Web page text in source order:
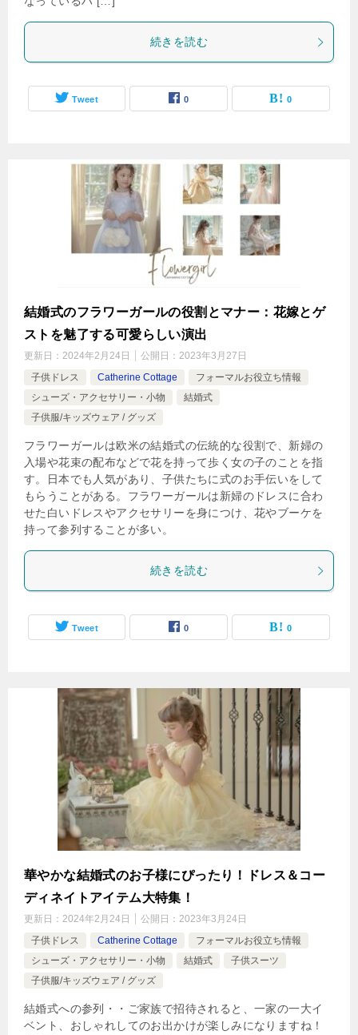
続きを読む
Tweet 0 0
結婚式のフラワーガールの役割とマナー：花嫁とゲ
ストを魅了する可愛らしい演出
更新日： 2024年2月24日 公開日： 2023年3月27日
子供ドレス
Catherine Cottage
フォーマルお役立ち情報
シューズ・アクセサリー・小物
結婚式
子供服/キッズウェア / グッズ
フラワーガールは欧米の結婚式の伝統的な役割で、新婦の
入場や花束の配布などで花を持って歩く女の子のことを指
す。日本でも人気があり、子供たちに式のお手伝いをして
もらうことがある。フラワーガールは新婦のドレスに合わ
せた白いドレスやアクセサリーを身につけ、花やブーケを
持って参列することが多い。
続きを読む
Tweet 0 0
華やかな結婚式のお子様にぴったり！ドレス＆コー
ディネイトアイテム大特集！
更新日： 2024年2月24日 公開日： 2023年3月24日
子供ドレス
Catherine Cottage
フォーマルお役立ち情報
シューズ・アクセサリー・小物
結婚式
子供スーツ
子供服/キッズウェア / グッズ
結婚式への参列・・ご家族で招待されると、一家の一大イ
ベント、おしゃれしてのお出かけが楽しみになりますね！